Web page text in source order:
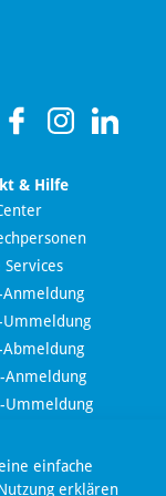
& Hilfe
Services
Anmeldung
Ummeldung
Kündigung
Widerruf
einfache
erklären
senden